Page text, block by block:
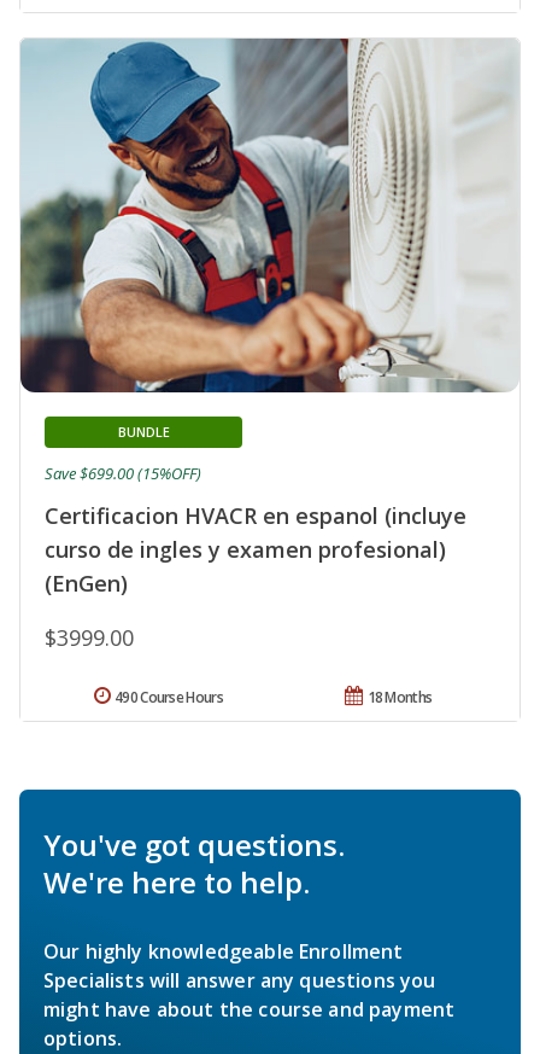
Certificacion HVACR en espanol (incluye
curso de ingles y examen profesional)
(EnGen)
BUNDLE
$3999.00
Save $699.00 (15%OFF)
18 Months
490 Course Hours
You've got questions.
We're here to help.
Our highly knowledgeable Enrollment
Specialists will answer any questions you
might have about the course and payment
options.